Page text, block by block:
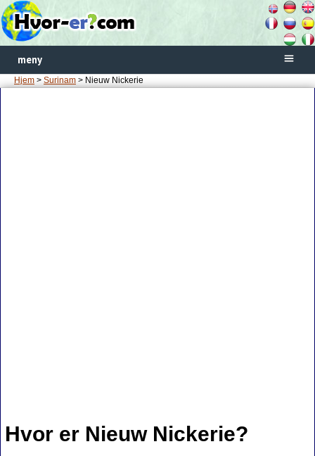
meny
Hjem > Surinam > Nieuw Nickerie
Hvor er Nieuw Nickerie?